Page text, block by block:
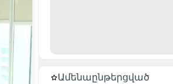
Ամենաընթերցված